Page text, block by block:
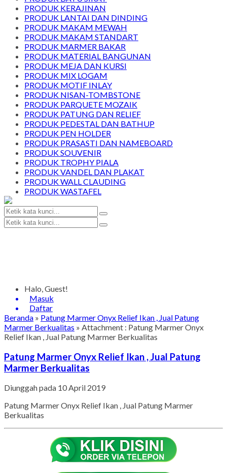
PRODUK KERAJINAN
PRODUK LANTAI DAN DINDING
PRODUK MAKAM MEWAH
PRODUK MAKAM STANDART
PRODUK MARMER BAKAR
PRODUK MATERIAL BANGUNAN
PRODUK MEJA DAN KURSI
PRODUK MIX LOGAM
PRODUK MOTIF INLAY
PRODUK NISAN-TOMBSTONE
PRODUK PARQUETE MOZAIK
PRODUK PATUNG DAN RELIEF
PRODUK PEDESTAL DAN BATHUP
PRODUK PEN HOLDER
PRODUK PRASASTI DAN NAMEBOARD
PRODUK SOUVENIR
PRODUK TROPHY PIALA
PRODUK VANDEL DAN PLAKAT
PRODUK WALL CLAUDING
PRODUK WASTAFEL
Halo, Guest!
Masuk
Daftar
Beranda » Patung Marmer Onyx Relief Ikan , Jual Patung
Marmer Berkualitas » Attachment : Patung Marmer Onyx
Relief Ikan , Jual Patung Marmer Berkualitas
Patung Marmer Onyx Relief Ikan , Jual Patung
Marmer Berkualitas
Diunggah pada 10 April 2019
Patung Marmer Onyx Relief Ikan , Jual Patung Marmer
Berkualitas